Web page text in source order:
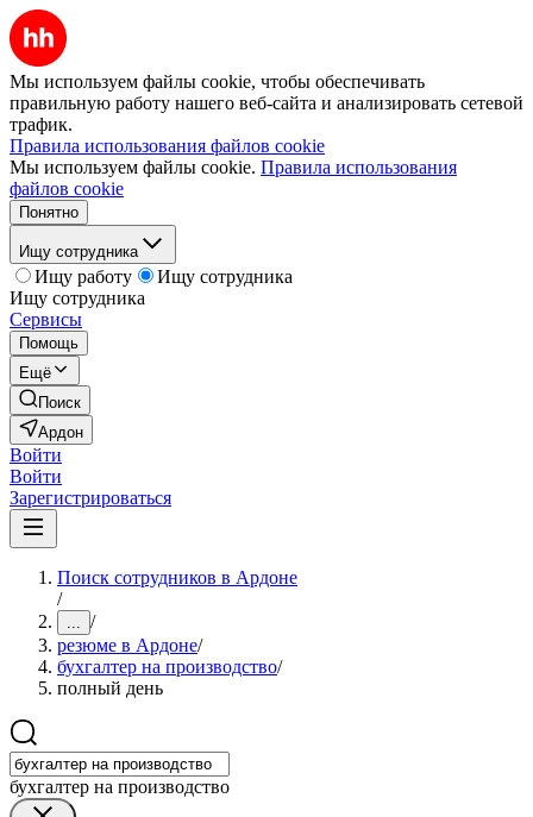
Мы используем файлы cookie, чтобы обеспечивать
правильную работу нашего веб-сайта и анализировать сетевой
трафик.
Правила использования файлов cookie
Мы используем файлы cookie. Правила использования
файлов cookie
Понятно
Ищу сотрудника
Ищу работу
Ищу сотрудника
Ищу сотрудника
Сервисы
Помощь
Ещё
Поиск
Ардон
Войти
Войти
Зарегистрироваться
Поиск сотрудников в Ардоне
/
... /
резюме в Ардоне/
бухгалтер на производство/
полный день
бухгалтер на производство